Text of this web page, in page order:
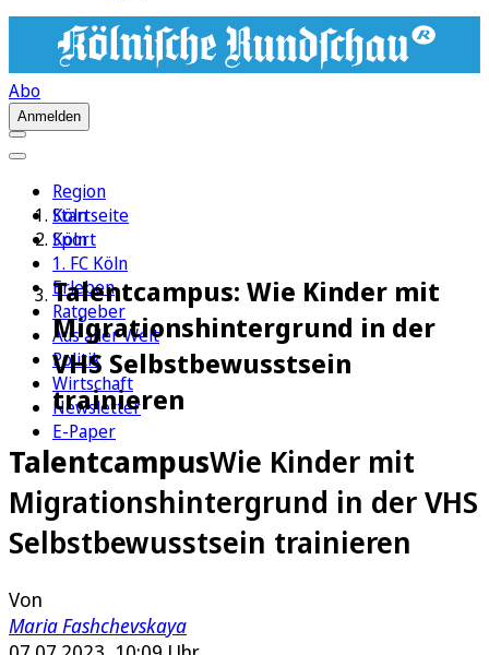
Abo
Anmelden
Region
Köln
Sport
1. FC Köln
Erleben
Ratgeber
Aus aller Welt
Politik
Wirtschaft
Newsletter
E-Paper
Startseite
Köln
Talentcampus: Wie Kinder mit
Migrationshintergrund in der
VHS Selbstbewusstsein
trainieren
TalentcampusWie Kinder mit
Migrationshintergrund in der VHS
Selbstbewusstsein trainieren
Von
Maria Fashchevskaya